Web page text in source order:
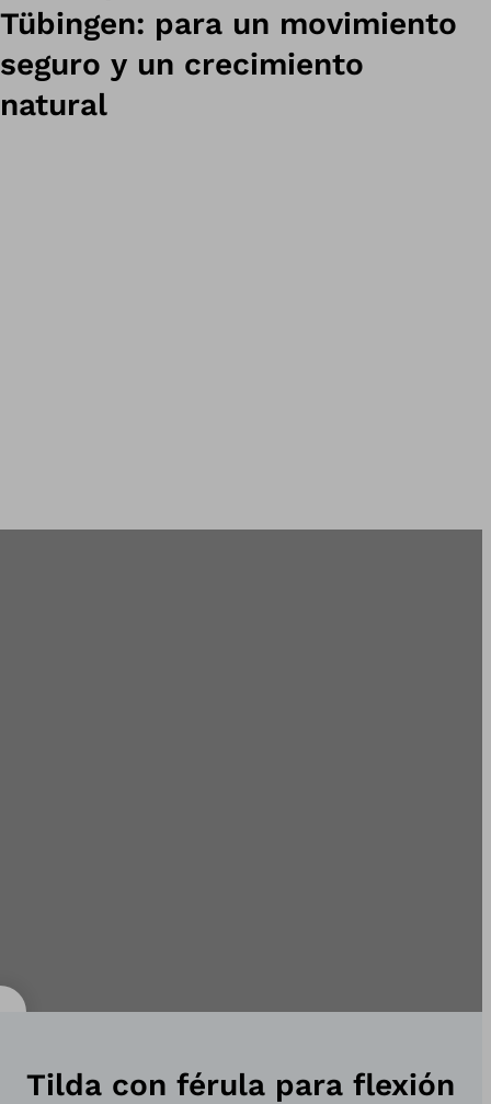
Tübingen: para un movimiento
seguro y un crecimiento
natural
Tilda con férula para flexión